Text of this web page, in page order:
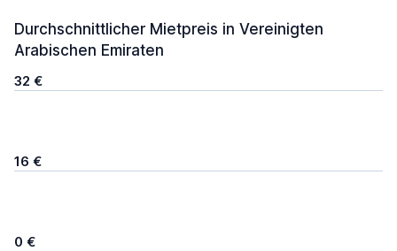
Durchschnittlicher Mietpreis in Vereinigten
Arabischen Emiraten
32 €
16 €
0 €